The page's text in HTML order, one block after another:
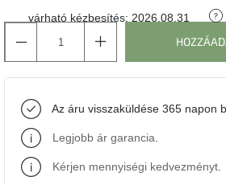
line
Tenzo
Ame
Yens
várható kézbesítés: 2026.08.31
Az áru visszaküldése 365 napon
Legjobb ár garancia
Kérjen mennyiségi kedvezményt